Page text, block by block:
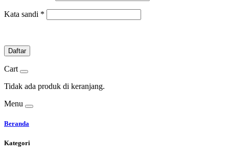
Kata sandi *
Daftar
Cart
Tidak ada produk di keranjang.
Menu
Beranda
Kategori